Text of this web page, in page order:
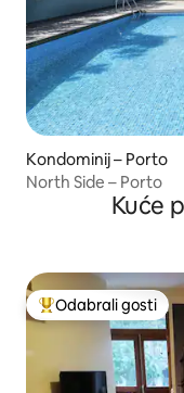
Kondominij – Porto
North Side – Porto
Kuće
Među najviše
Odabrali gosti